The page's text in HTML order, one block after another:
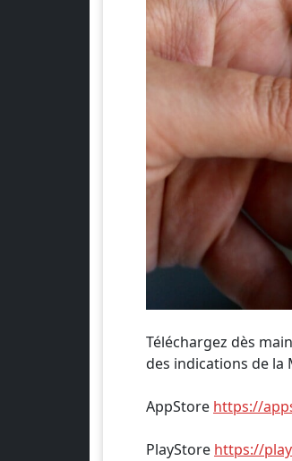
Téléchargez dès
des indications de la
AppStore https://
PlayStore https://